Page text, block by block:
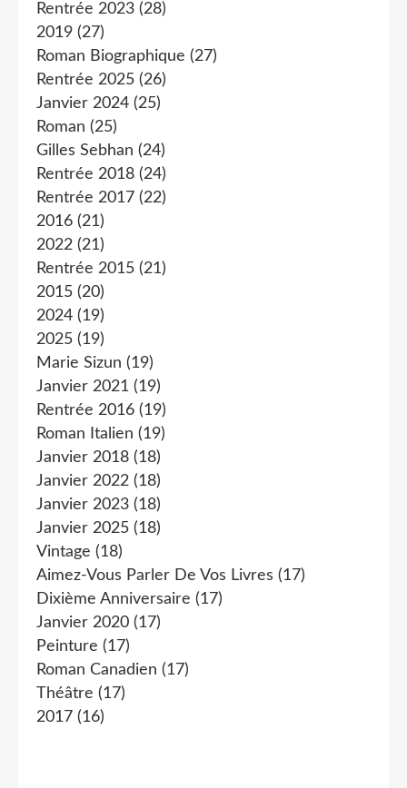
Rentrée 2023 (28)
2019 (27)
Roman Biographique (27)
Rentrée 2025 (26)
Janvier 2024 (25)
Roman (25)
Gilles Sebhan (24)
Rentrée 2018 (24)
Rentrée 2017 (22)
2016 (21)
2022 (21)
Rentrée 2015 (21)
2015 (20)
2024 (19)
2025 (19)
Marie Sizun (19)
Janvier 2021 (19)
Rentrée 2016 (19)
Roman Italien (19)
Janvier 2018 (18)
Janvier 2022 (18)
Janvier 2023 (18)
Janvier 2025 (18)
Vintage (18)
Aimez-Vous Parler De Vos Livres (17)
Dixième Anniversaire (17)
Janvier 2020 (17)
Peinture (17)
Roman Canadien (17)
Théâtre (17)
2017 (16)